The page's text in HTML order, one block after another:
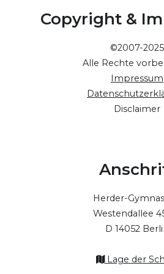
Copyright &
©2007-2025
Alle Rechte
Impressum
Disclaimer
Herder-
Westendallee
D 14052
Lage der